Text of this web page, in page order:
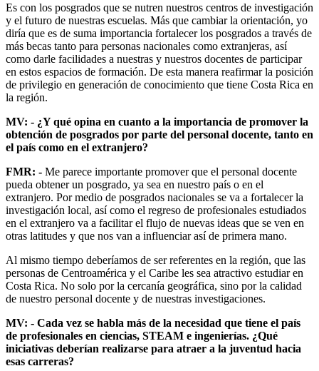
Es con los posgrados que se nutren nuestros centros de investigación
y el futuro de nuestras escuelas. Más que cambiar la orientación, yo
diría que es de suma importancia fortalecer los posgrados a través de
más becas tanto para personas nacionales como extranjeras, así
como darle facilidades a nuestras y nuestros docentes de participar
en estos espacios de formación. De esta manera reafirmar la posición
de privilegio en generación de conocimiento que tiene Costa Rica en
la región.
MV: - ¿Y qué opina en cuanto a la importancia de promover la
obtención de posgrados por parte del personal docente, tanto en
el país como en el extranjero?
FMR: - Me parece importante promover que el personal docente
pueda obtener un posgrado, ya sea en nuestro país o en el
extranjero. Por medio de posgrados nacionales se va a fortalecer la
investigación local, así como el regreso de profesionales estudiados
en el extranjero va a facilitar el flujo de nuevas ideas que se ven en
otras latitudes y que nos van a influenciar así de primera mano.
Al mismo tiempo deberíamos de ser referentes en la región, que las
personas de Centroamérica y el Caribe les sea atractivo estudiar en
Costa Rica. No solo por la cercanía geográfica, sino por la calidad
de nuestro personal docente y de nuestras investigaciones.
MV: - Cada vez se habla más de la necesidad que tiene el país
de profesionales en ciencias, STEAM e ingenierías. ¿Qué
iniciativas deberían realizarse para atraer a la juventud hacia
esas carreras?